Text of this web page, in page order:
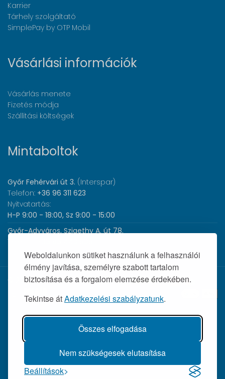
Weboldalunkon sütiket használunk a felhasználói
élmény javítása, személyre szabott tartalom
biztosítása és a forgalom elemzése érdekében.
Tekintse átAdatkezelési szabályzatunk.
Összes elfogadása
Nem szükségesek elutasítása
Beállítások
Karrier
Tárhely szolgáltató
SimplePay by OTP Mobil
Vásárlási információk
Vásárlás menete
Fizetés módja
Szállítási költségek
Mintaboltok
Győr Fehérvári út 3. (Interspar)
Telefon: +36 96 311 623
Nyitvatartás:
H-P 9:00 - 18:00, Sz 9:00 - 15:00
Győr-Adyváros, Szigethy A. út 78.
Telefon:
Nyitvatartás:H-P 8:00 - 17:00
© 2026 Wolf Orvosi Műszer Kft. |